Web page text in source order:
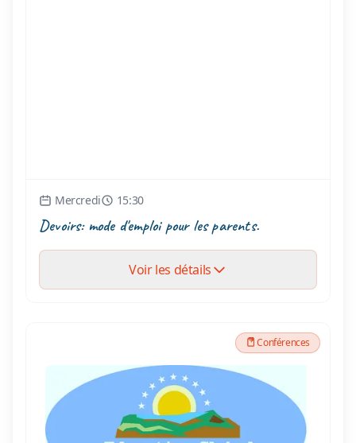
Mercredi 15:30
Devoirs: mode d'emploi pour les parents.
Voir les détails
Conférences